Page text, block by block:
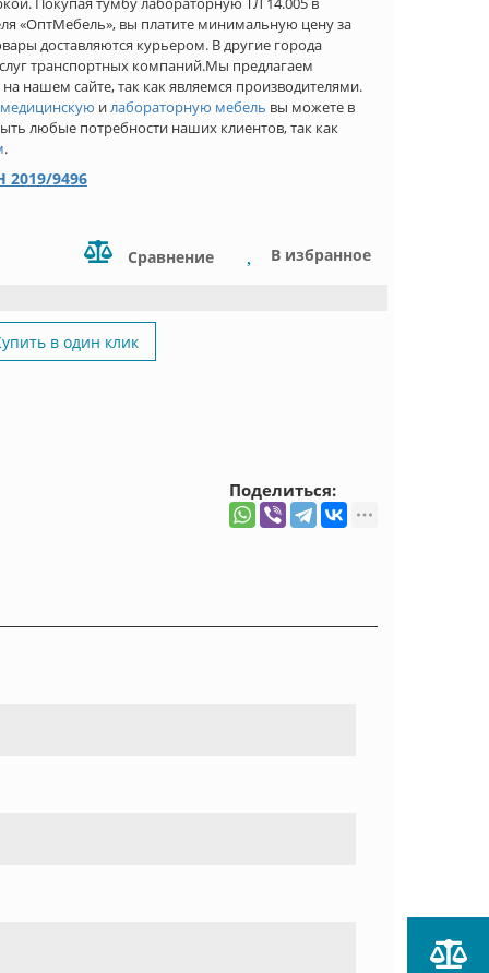
«ОптМебель», вы платите минимальную цену за
доставляются курьером. В другие города
транспортных компаний.Мы предлагаем
нашем сайте, так как являемся производителями.
медицинскую илабораторную мебель вы можете в
любые потребности наших клиентов, так как
.
2019/9496
Сравнение В избранное
в один клик
Поделиться: